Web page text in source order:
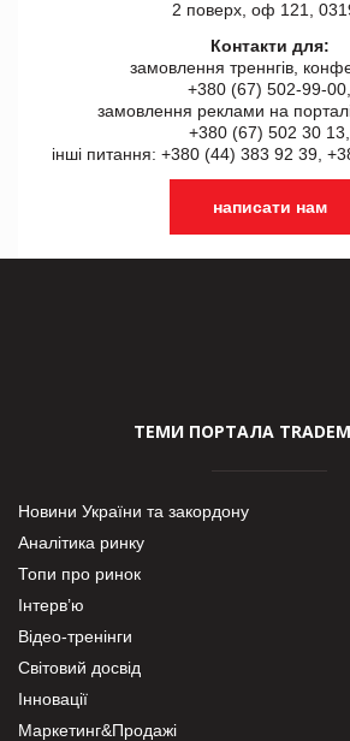
2 поверх, оф 121,
Контакти для:
замовлення треннгів,
+380 (67) 502-99-00,
замовлення реклами на
+380 (67) 502 30 13,
інші питання: +380 (44) 383 92 39,
написати нам
ТЕМИ ПОРТАЛА
Новини України та закордону
Аналітика ринку
Топи про ринок
Інтерв’ю
Відео-тренінги
Світовий досвід
Інновації
Маркетинг&Продажі